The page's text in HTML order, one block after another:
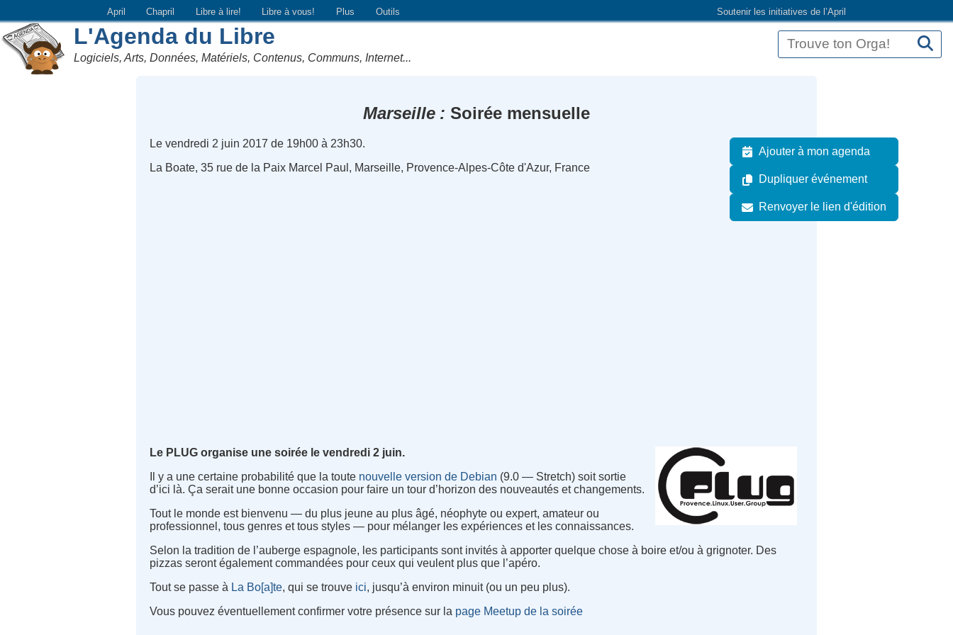
Soutenir les initiatives de l’April
April Chapril Libre à lire! Libre à vous! Plus Outils
L'Agenda du Libre
Logiciels, Arts, Données, Matériels, Contenus, Communs, Internet...
Marseille Soirée mensuelle
Ajouter à mon agenda
Dupliquer événement
Renvoyer le lien d'édition
Le vendredi 2 juin 2017 de 19h00 à 23h30.
La Boate, 35 rue de la Paix Marcel Paul, Marseille, Provence-Alpes-Côte d'Azur, France
Le PLUG organise une soirée le vendredi 2 juin.
Il y a une certaine probabilité que la toute nouvelle version de Debian (9.0 — Stretch) soit sortie
d’ici là. Ça serait une bonne occasion pour faire un tour d’horizon des nouveautés et changements.
Tout le monde est bienvenu — du plus jeune au plus âgé, néophyte ou expert, amateur ou
professionnel, tous genres et tous styles — pour mélanger les expériences et les connaissances.
Selon la tradition de l’auberge espagnole, les participants sont invités à apporter quelque chose à boire et/ou à grignoter. Des
pizzas seront également commandées pour ceux qui veulent plus que l’apéro.
Tout se passe à La Bo[a]te, qui se trouve ici, jusqu’à environ minuit (ou un peu plus).
Vous pouvez éventuellement confirmer votre présence sur la page Meetup de la soirée